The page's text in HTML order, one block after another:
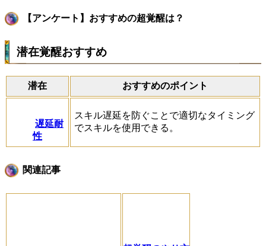
【アンケート】おすすめの超覚醒は？
潜在覚醒おすすめ
潜在 おすすめのポイント
遅延耐
性
スキル遅延を防ぐことで適切なタイミング
でスキルを使用できる。
関連記事